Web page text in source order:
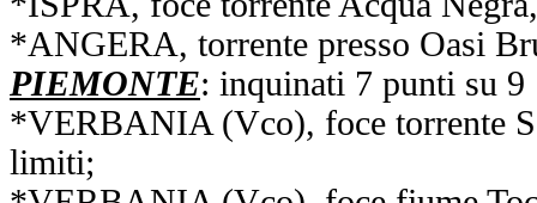
*ANGERA, torrente presso Oasi
PIEMONTE: inquinati 7 punti su 9
*VERBANIA (Vco), foce torrente
limiti;